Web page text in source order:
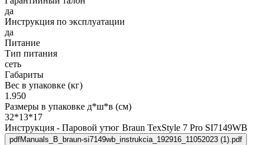
да
Инструкция по эксплуатации
да
Питание
Тип питания
сеть
Габариты
Вес в упаковке (кг)
1.950
Размеры в упаковке д*ш*в (см)
32*13*17
Инструкция - Паровой утюг Braun TexStyle 7 Pro SI7149WB
pdfManuals_B_braun-si7149wb_instrukcia_192916_11052023 (1).pdf